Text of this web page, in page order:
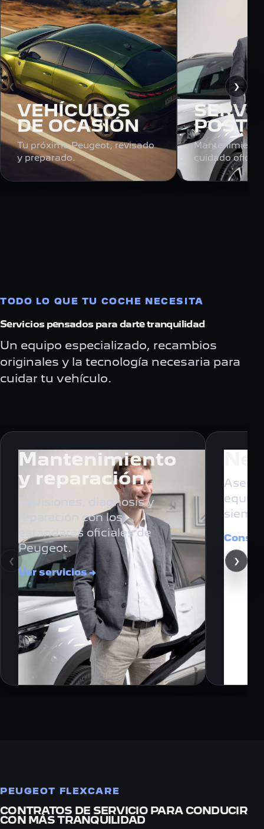
‹
VEHÍCULOS
DE OCASIÓN
Tu próximo Peugeot, revisado
y preparado.
cuidado oficial.
›
TODO LO QUE TU COCHE NECESITA
Servicios pensados para darte tranquilidad
Un equipo especializado, recambios
originales y la tecnología necesaria para
cuidar tu vehículo.
‹
Mantenimiento
y reparación
Revisiones, diagnosis y
reparación con los
estándares oficiales de
Peugeot.
Ver servicios→
›
PEUGEOT FLEXCARE
CONTRATOS DE SERVICIO PARA CONDUCIR
CON MÁS TRANQUILIDAD